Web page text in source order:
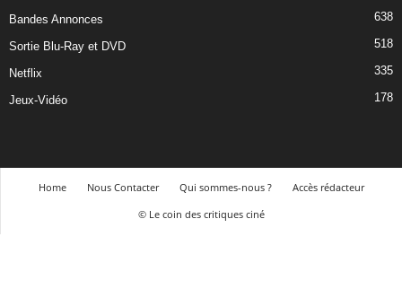
Bandes Annonces 638
Sortie Blu-Ray et DVD 518
Netflix 335
Jeux-Vidéo 178
Home Nous Contacter Qui sommes-nous ?
Accès rédacteur
© Le coin des critiques ciné